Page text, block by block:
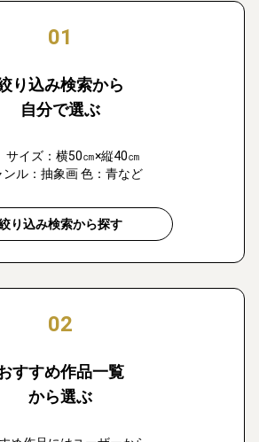
01
り込み検索から
自分で選ぶ
サイズ：横50㎝×縦40㎝
ンル：抽象画 色：青など
り込み検索から探す
02
すすめ作品一覧
から選ぶ